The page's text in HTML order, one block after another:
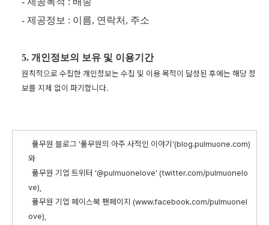
- 제공정보 : 이름, 연락처, 주소
5. 개인정보의 보유 및 이용기간
원칙적으로 수집한 개인정보는 수집 및 이용 목적이 달성된 후에는 해당 정
보를 지체 없이 파기합니다.
풀무원 블로그 '풀무원의 아주 사적인 이야기'(blog.pulmuone.com)
와
풀무원 기업 트위터 '@pulmuonelove' (twitter.com/pulmuonelo
ve),
풀무원 기업 페이스북 팬페이지 (www.facebook.com/pulmuonel
ove),